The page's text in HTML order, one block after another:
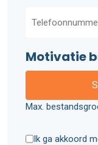
Telefoon
Motivatie
Max.
IkIk ga akkoord